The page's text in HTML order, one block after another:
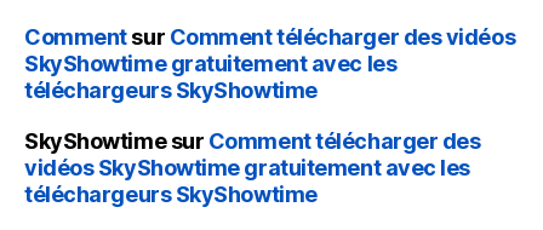
Commentsur Comment télécharger des vidéos
SkyShowtime gratuitement avec les
téléchargeurs SkyShowtime
SkyShowtimesur Comment télécharger des
vidéos SkyShowtime gratuitement avec les
téléchargeurs SkyShowtime